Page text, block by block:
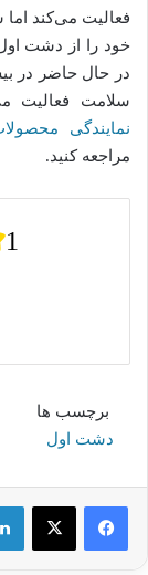
فعالیت می‌کند اما
خود را از دشت
سلامت فعالیت
نمایندگی
مراجعه کنید.
1
برچسب ها
دشت اول